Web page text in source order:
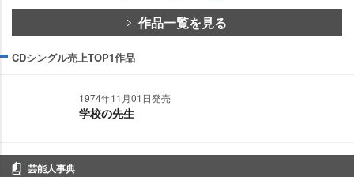
作品一覧を見る
CDシングル売上TOP1作品
1974年11月01日発売
学校の先生
芸能人事典